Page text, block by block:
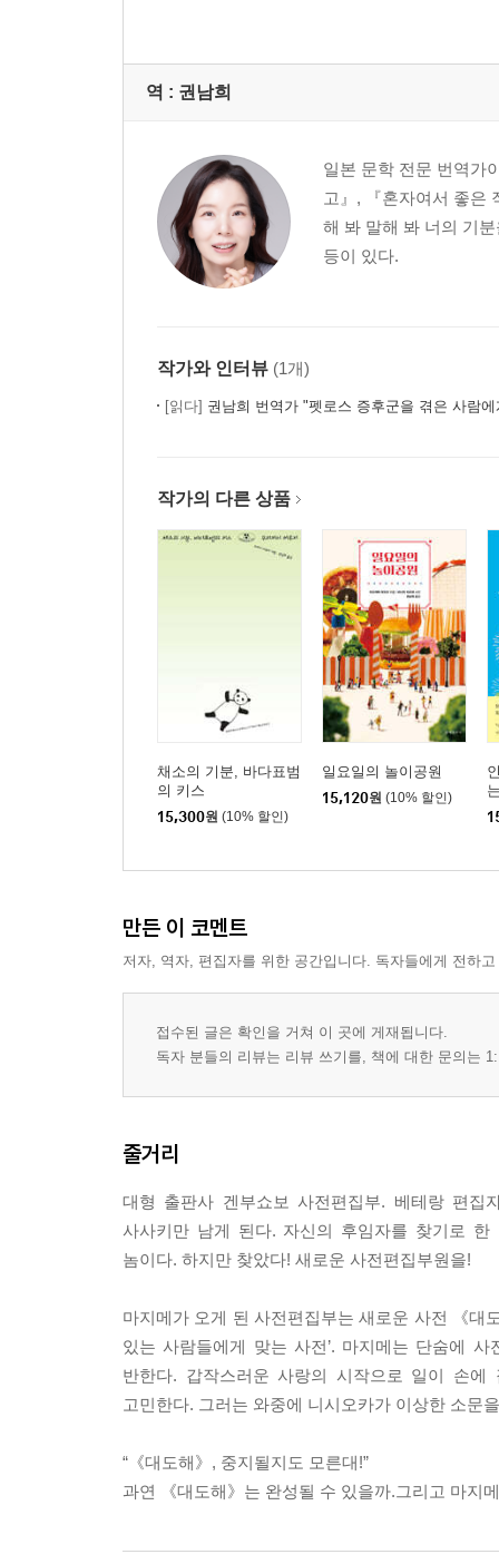
역 : 권남희
일본 문학 전문 번역가
고』, 『혼자여서 좋은
해 봐 말해 봐 너의 기
등이 있다.
작가와 인터뷰 (1개)
[읽다] 권남희 번역가 "펫로스 증후군을 겪은 사람
작가의 다른 상품
채소의 기분, 바다표범
의 키스
15,300원 (10% 할인)
일요일의 놀이공원
15,120원 (10% 할인)
만든 이 코멘트
저자, 역자, 편집자를 위한 공간입니다. 독자들에게 전하
접수된 글은 확인을 거쳐 이 곳에 게재됩니다.
독자 분들의 리뷰는 리뷰 쓰기를, 책에 대한 문의는
줄거리
대형 출판사 겐부쇼보 사전편집부. 베테랑 편집
사사키만 남게 된다. 자신의 후임자를 찾기로 한
놈이다. 하지만 찾았다! 새로운 사전편집부원을!
마지메가 오게 된 사전편집부는 새로운 사전 《대
있는 사람들에게 맞는 사전’. 마지메는 단숨에
반한다. 갑작스러운 사랑의 시작으로 일이 손
고민한다. 그러는 와중에 니시오카가 이상한 소문
“《대도해》, 중지될지도 모른대!”
과연 《대도해》는 완성될 수 있을까.그리고 마지